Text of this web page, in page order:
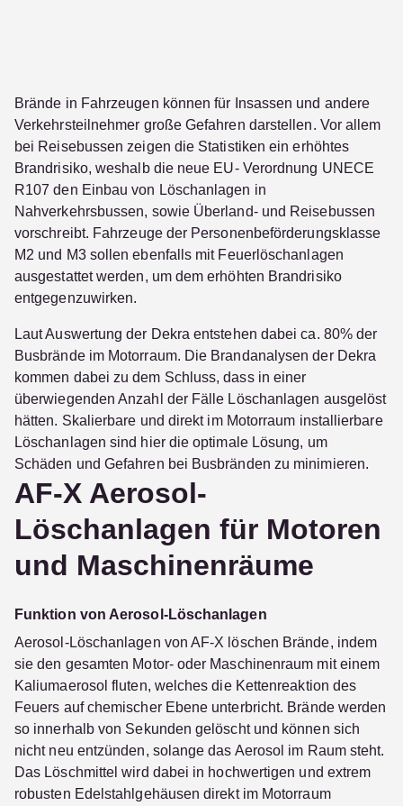
Brände in Fahrzeugen können für Insassen und andere
Verkehrsteilnehmer große Gefahren darstellen. Vor allem
bei Reisebussen zeigen die Statistiken ein erhöhtes
Brandrisiko, weshalb die neue EU- Verordnung UNECE
R107 den Einbau von Löschanlagen in
Nahverkehrsbussen, sowie Überland- und Reisebussen
vorschreibt. Fahrzeuge der Personenbeförderungsklasse
M2 und M3 sollen ebenfalls mit Feuerlöschanlagen
ausgestattet werden, um dem erhöhten Brandrisiko
entgegenzuwirken.
Laut Auswertung der Dekra entstehen dabei ca. 80% der
Busbrände im Motorraum. Die Brandanalysen der Dekra
kommen dabei zu dem Schluss, dass in einer
überwiegenden Anzahl der Fälle Löschanlagen ausgelöst
hätten. Skalierbare und direkt im Motorraum installierbare
Löschanlagen sind hier die optimale Lösung, um
Schäden und Gefahren bei Busbränden zu minimieren.
AF-X Aerosol-
Löschanlagen für Motoren
und Maschinenräume
Funktion von Aerosol-Löschanlagen
Aerosol-Löschanlagen von AF-X löschen Brände, indem
sie den gesamten Motor- oder Maschinenraum mit einem
Kaliumaerosol fluten, welches die Kettenreaktion des
Feuers auf chemischer Ebene unterbricht. Brände werden
so innerhalb von Sekunden gelöscht und können sich
nicht neu entzünden, solange das Aerosol im Raum steht.
Das Löschmittel wird dabei in hochwertigen und extrem
robusten Edelstahlgehäusen direkt im Motorraum